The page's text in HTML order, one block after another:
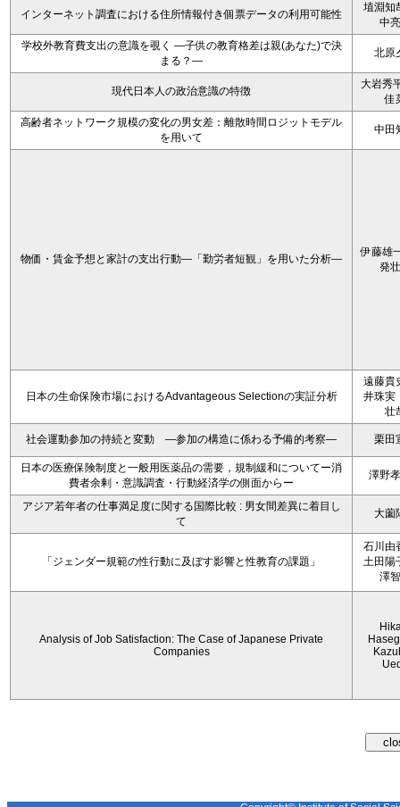
インターネット調査における住所情報付き個票データの利用可能性
埴淵知
中
学校外教育費支出の意識を覗く ―子供の教育格差は親(あなた)で決
まる？―
北原
現代日本人の政治意識の特徴
大岩秀
佳
高齢者ネットワーク規模の変化の男女差：離散時間ロジットモデル
を用いて
中田
物価・賃金予想と家計の支出行動―「勤労者短観」を用いた分析―
伊藤雄
発
日本の生命保険市場におけるAdvantageous Selectionの実証分析
遠藤貴
井珠実
壮
社会運動参加の持続と変動 ―参加の構造に係わる予備的考察― 栗田
日本の医療保険制度と一般用医薬品の需要，規制緩和についてー消
費者余剰・意識調査・行動経済学の側面からー
澤野
アジア若年者の仕事満足度に関する国際比較 : 男女間差異に着目し
て
大薗
「ジェンダー規範の性行動に及ぼす影響と性教育の課題」
石川由
土田陽
澤
Analysis of Job Satisfaction: The Case of Japanese Private
Companies